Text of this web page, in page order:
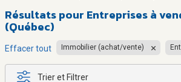
Résultats pour Entreprises à
(Québec)
Effacer tout Immobilier (achat/vente)
Trier et Filtrer